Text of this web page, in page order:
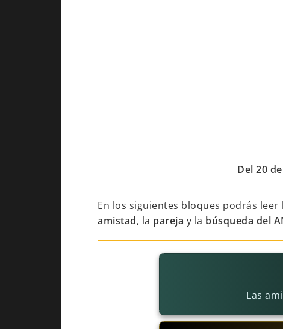
Del 20
En los siguientes bloques podrás
amistad, la pareja y la búsqueda del
Las